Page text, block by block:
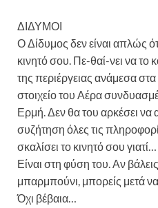
ΔΙΔΥΜΟΙ
Ο Δίδυμος δεν είναι απλώς
κινητό σου. Πε-θαί-νει να το
της περιέργειας ανάμεσα
στοιχείο του Αέρα
Ερμή. Δεν θα του αρκέσει να
συζήτηση όλες τις
σκαλίσει το κινητό σου
Είναι στη φύση του. Αν
μπαρμπούνι, μπορείς μετά
Όχι βέβαια…